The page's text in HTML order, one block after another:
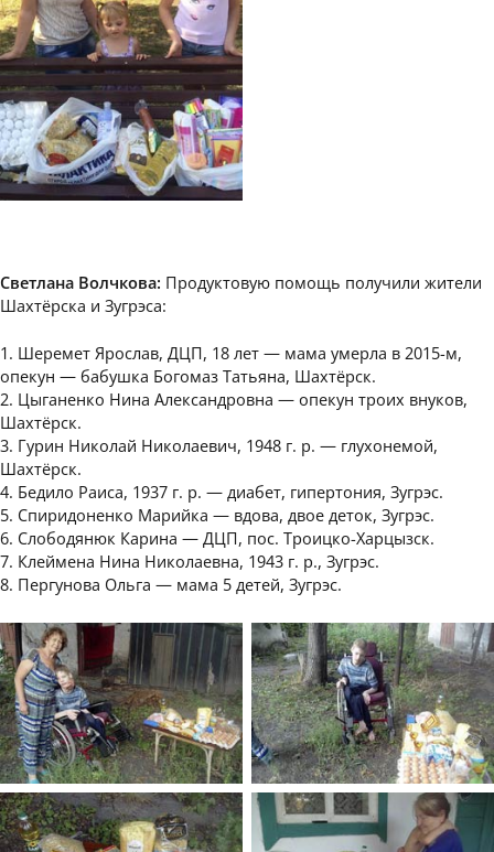
Светлана Волчкова: Продуктовую помощь получили жители
Шахтёрска и Зугрэса:
1. Шеремет Ярослав, ДЦП, 18 лет — мама умерла в 2015-м,
опекун — бабушка Богомаз Татьяна, Шахтёрск.
2. Цыганенко Нина Александровна — опекун троих внуков,
Шахтёрск.
3. Гурин Николай Николаевич, 1948 г. р. — глухонемой,
Шахтёрск.
4. Бедило Раиса, 1937 г. р. — диабет, гипертония, Зугрэс.
5. Спиридоненко Марийка — вдова, двое деток, Зугрэс.
6. Слободянюк Карина — ДЦП, пос. Троицко-Харцызск.
7. Клеймена Нина Николаевна, 1943 г. р., Зугрэс.
8. Пергунова Ольга — мама 5 детей, Зугрэс.